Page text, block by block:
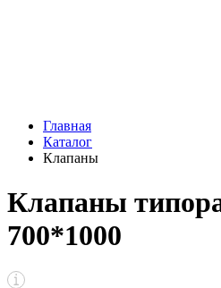
Главная
Каталог
Клапаны
Клапаны
700*1000